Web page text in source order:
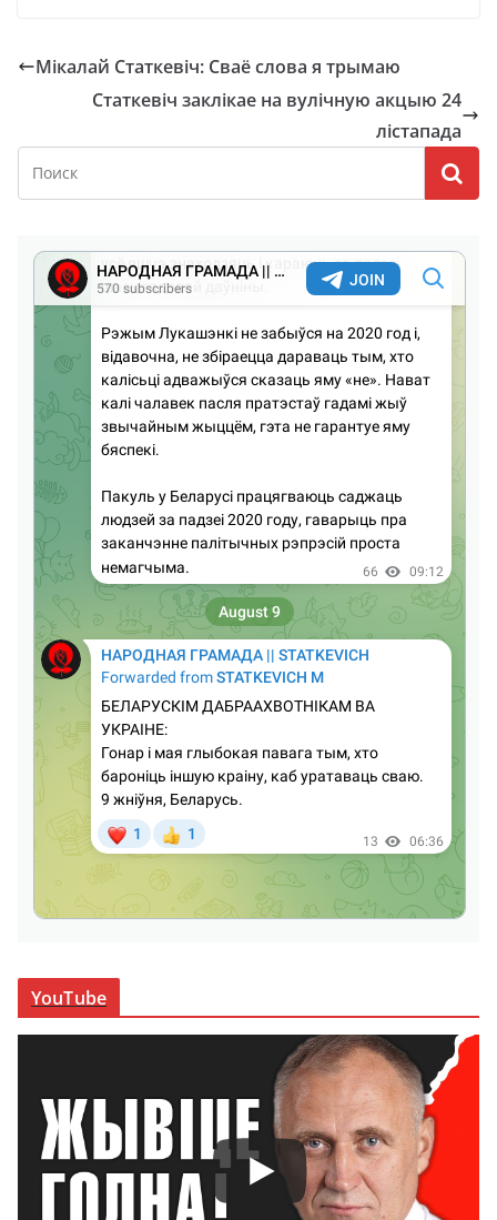
Мікалай Статкевіч: Сваё слова я трымаю
Статкевіч заклікае на вулічную акцыю 24
лістапада
YouTube